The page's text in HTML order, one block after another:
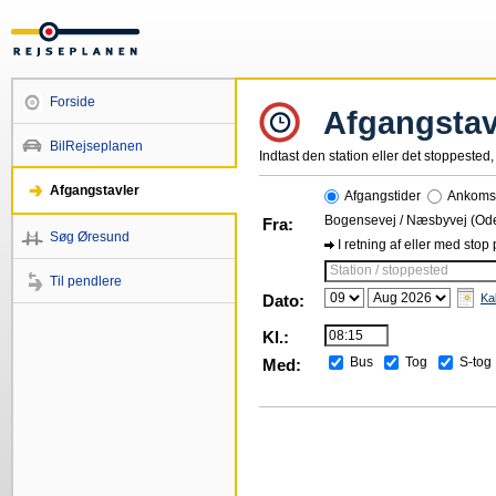
Forside
BilRejseplanen
Afgangstavler
Søg Øresund
Til pendlere
Indtast den station eller det
Afgangstider
Fra:
Bogensevej / Næsbyvej
I retning af eller med stop
Station / stoppested
Dato:
Kl.:
Med:
Bus Tog S-tog